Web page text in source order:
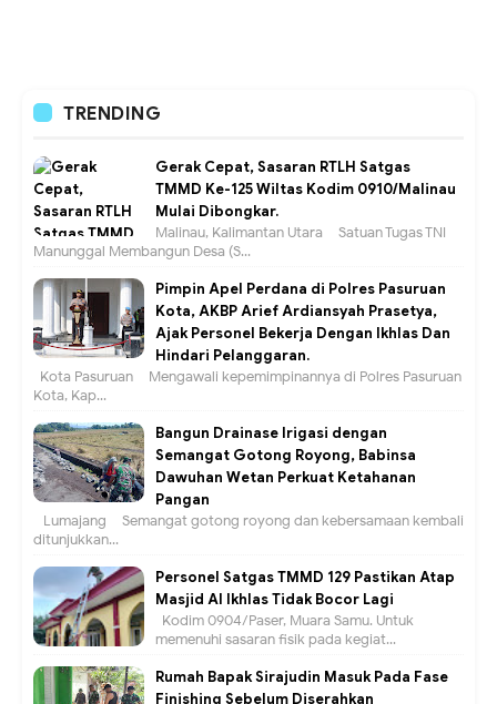
TRENDING
Gerak Cepat, Sasaran RTLH Satgas
TMMD Ke-125 Wiltas Kodim 0910/Malinau
Mulai Dibongkar.
Malinau, Kalimantan Utara – Satuan Tugas TNI
Manunggal Membangun Desa (S...
Pimpin Apel Perdana di Polres Pasuruan
Kota, AKBP Arief Ardiansyah Prasetya,
Ajak Personel Bekerja Dengan Ikhlas Dan
Hindari Pelanggaran.
Kota Pasuruan – Mengawali kepemimpinannya di Polres Pasuruan
Kota, Kap...
Bangun Drainase Irigasi dengan
Semangat Gotong Royong, Babinsa
Dawuhan Wetan Perkuat Ketahanan
Pangan
Lumajang – Semangat gotong royong dan kebersamaan kembali
ditunjukkan...
Personel Satgas TMMD 129 Pastikan Atap
Masjid Al Ikhlas Tidak Bocor Lagi
Kodim 0904/Paser, Muara Samu. Untuk
memenuhi sasaran fisik pada kegiat...
Rumah Bapak Sirajudin Masuk Pada Fase
Finishing Sebelum Diserahkan